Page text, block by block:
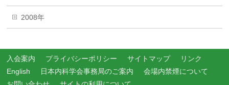
2008年
入会案内 プライバシーポリシー サイトマップ
リンク
English
日本内科学会事務局のご案内
会場内禁煙について